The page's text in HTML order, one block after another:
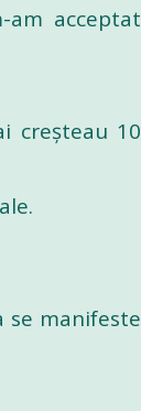
acceptat
creșteau 10
se manifeste